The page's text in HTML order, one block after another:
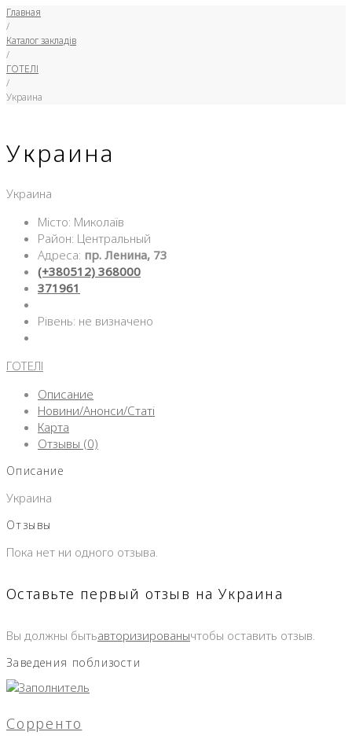
Главная
/
Каталог закладів
/
ГОТЕЛІ
/
Украина
Украина
Украина
Місто: Миколаїв
Район: Центральный
Адреса: пр. Ленина, 73
(+380512) 368000
371961
Рівень: не визначено
ГОТЕЛІ
Описание
Новини/Анонси/Статі
Карта
Отзывы (0)
Описание
Украина
Отзывы
Пока нет ни одного отзыва.
Оставьте первый отзыв на Украина
Вы должны бытьавторизированычтобы оставить отзыв.
Заведения поблизости
Сорренто